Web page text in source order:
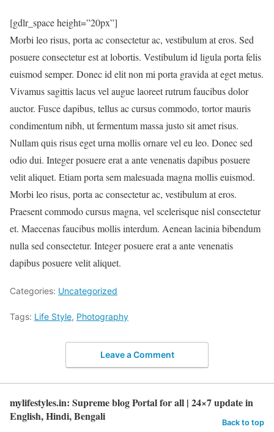
[gdlr_space height=”20px”]
Morbi leo risus, porta ac consectetur ac, vestibulum at eros. Sed
posuere consectetur est at lobortis. Vestibulum id ligula porta felis
euismod semper. Donec id elit non mi porta gravida at eget metus.
Vivamus sagittis lacus vel augue laoreet rutrum faucibus dolor
auctor. Fusce dapibus, tellus ac cursus commodo, tortor mauris
condimentum nibh, ut fermentum massa justo sit amet risus.
Nullam quis risus eget urna mollis ornare vel eu leo. Donec sed
odio dui. Integer posuere erat a ante venenatis dapibus posuere
velit aliquet. Etiam porta sem malesuada magna mollis euismod.
Morbi leo risus, porta ac consectetur ac, vestibulum at eros.
Praesent commodo cursus magna, vel scelerisque nisl consectetur
et. Maecenas faucibus mollis interdum. Aenean lacinia bibendum
nulla sed consectetur. Integer posuere erat a ante venenatis
dapibus posuere velit aliquet.
Categories: Uncategorized
Tags: Life Style, Photography
Leave a Comment
mylifestyles.in: Supreme blog Portal for all | 24×7 update in
English, Hindi, Bengali
Back to top